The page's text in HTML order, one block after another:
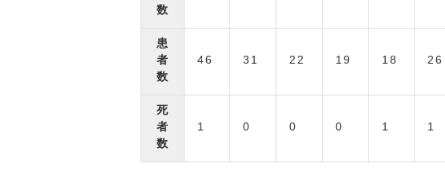
数
患
者
数
46 31 22 19 18 26
死
者
数
1 0 0 0 1 1